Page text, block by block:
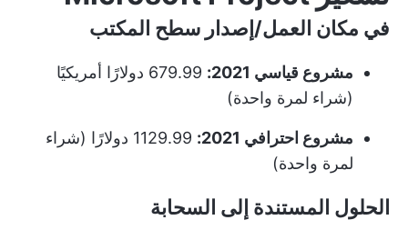
في مكان العمل/إصدار سطح المكتب
مشروع قياسي 2021:
679.99 دولارًا أمريكيًا
(شراء لمرة واحدة)
مشروع احترافي 2021:
1129.99 دولارًا (شراء
لمرة واحدة)
الحلول المستندة إلى السحابة